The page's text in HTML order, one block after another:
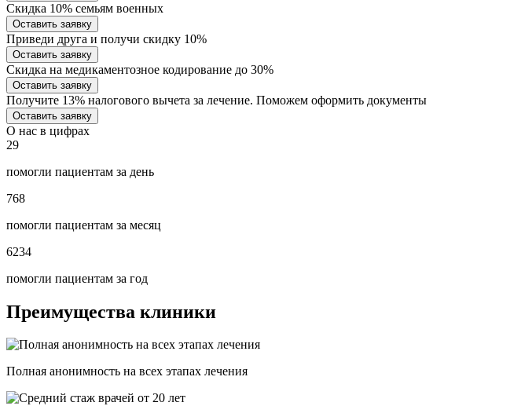
Скидка 10% семьям военных
Оставить заявку
Приведи друга и получи скидку 10%
Оставить заявку
Скидка на медикаментозное кодирование до 30%
Оставить заявку
Получите 13% налогового вычета за лечение. Поможем оформить документы
Оставить заявку
О нас в цифрах
29
помогли пациентам за день
768
помогли пациентам за месяц
6234
помогли пациентам за год
Преимущества клиники
Полная анонимность на всех этапах лечения